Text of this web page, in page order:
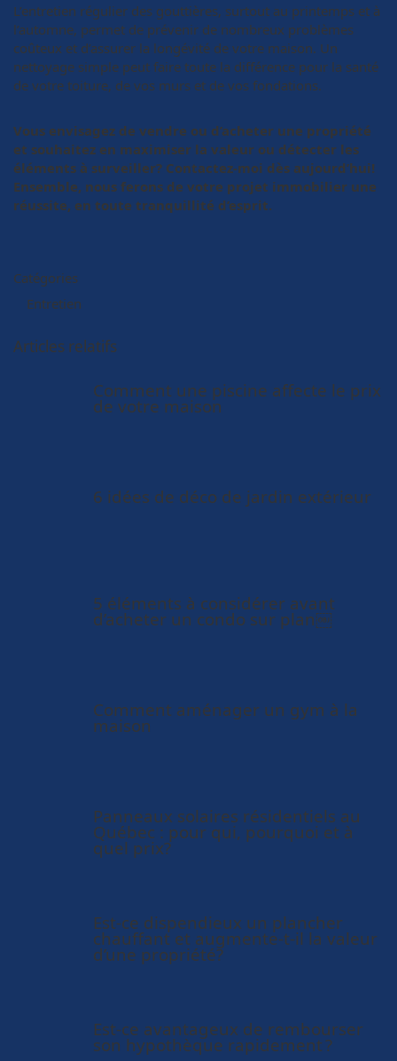
L’entretien régulier des gouttières, surtout au printemps et à
l’automne, permet de prévenir de nombreux problèmes
coûteux et d’assurer la longévité de votre maison. Un
nettoyage simple peut faire toute la différence pour la santé
de votre toiture, de vos murs et de vos fondations.
Vous envisagez de vendre ou d’acheter une propriété
et souhaitez en maximiser la valeur ou détecter les
éléments à surveiller? Contactez-moi dès aujourd’hui!
Ensemble, nous ferons de votre projet immobilier une
réussite, en toute tranquillité d’esprit.
Catégories
Entretien
Articles relatifs
Comment une piscine affecte le prix
de votre maison
6 idées de déco de jardin extérieur
5 éléments à considérer avant
d’acheter un condo sur plan￼
Comment aménager un gym à la
maison
Panneaux solaires résidentiels au
Québec : pour qui, pourquoi et à
quel prix?
Est-ce dispendieux un plancher
chauffant et augmente-t-il la valeur
d’une propriété?
Est-ce avantageux de rembourser
son hypothèque rapidement ?